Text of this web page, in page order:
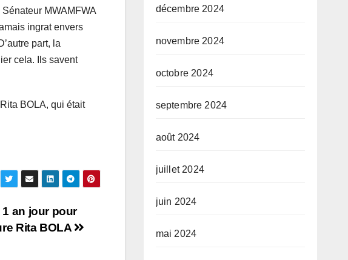
MWAMFWA
ingrat envers
part, la
cela. Ils savent
BOLA, qui était
1 an jour pour
Rita BOLA
décembre 2024
novembre 2024
octobre 2024
septembre 2024
août 2024
juillet 2024
juin 2024
mai 2024